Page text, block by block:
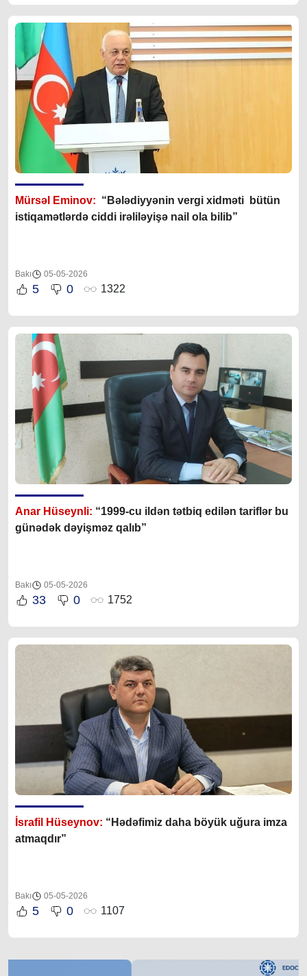
Mürsəl Eminov: “Bələdiyyənin vergi xidməti bütün
istiqamətlərdə ciddi irəliləyişə nail ola bilib”
Bakı 05-05-2026
5 0 1322
Anar Hüseynli: “1999-cu ildən tətbiq edilən tariflər bu
günədək dəyişməz qalıb”
Bakı 05-05-2026
33 0 1752
İsrafil Hüseynov: “Hədəfimiz daha böyük uğura imza
atmaqdır”
Bakı 05-05-2026
5 0 1107